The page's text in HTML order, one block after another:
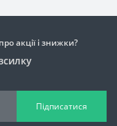
акції і знижки?
Підписатися